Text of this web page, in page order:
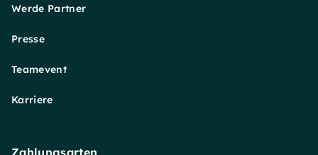
Werde Partner
Presse
Teamevent
Karriere
Zahlungsarten